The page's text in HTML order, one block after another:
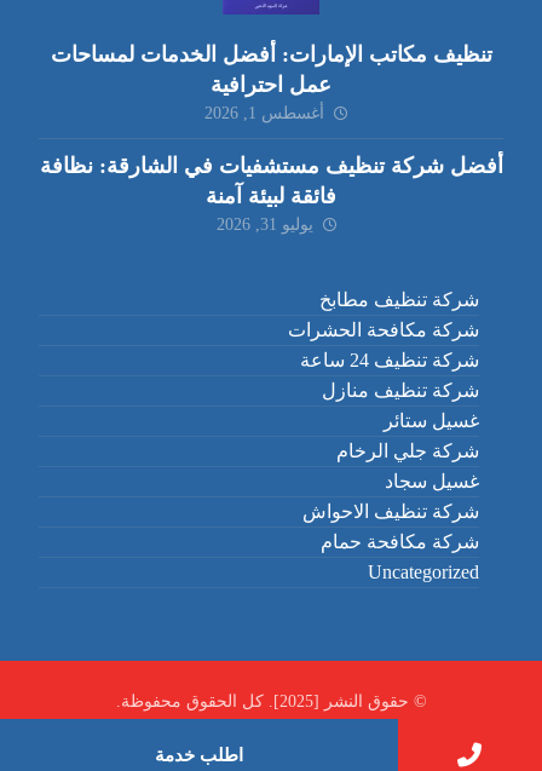
تنظيف مكاتب الإمارات: أفضل الخدمات لمساحات
عمل احترافية
أغسطس 1, 2026
أفضل شركة تنظيف مستشفيات في الشارقة: نظافة
فائقة لبيئة آمنة
يوليو 31, 2026
شركة تنظيف مطابخ
شركة مكافحة الحشرات
شركة تنظيف 24 ساعة
شركة تنظيف منازل
غسيل ستائر
شركة جلي الرخام
غسيل سجاد
شركة تنظيف الاحواش
شركة مكافحة حمام
Uncategorized
© حقوق النشر [2025]. كل الحقوق محفوظة.
اطلب خدمة